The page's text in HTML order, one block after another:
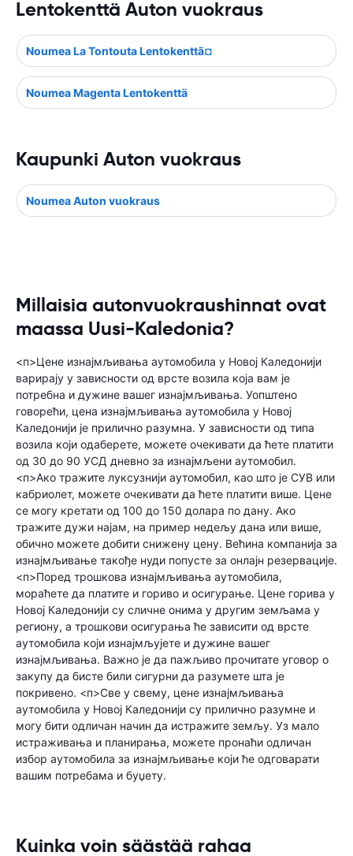
Lentokenttä Auton vuokraus
Noumea La Tontouta Lentokenttã¤
Noumea Magenta Lentokenttä
Kaupunki Auton vuokraus
Noumea Auton vuokraus
Millaisia autonvuokraushinnat ovat
maassa Uusi-Kaledonia?
<п>Цене изнајмљивања аутомобила у Новој Каледонији
варирају у зависности од врсте возила која вам је
потребна и дужине вашег изнајмљивања. Уопштено
говорећи, цена изнајмљивања аутомобила у Новој
Каледонији је прилично разумна. У зависности од типа
возила који одаберете, можете очекивати да ћете платити
од 30 до 90 УСД дневно за изнајмљени аутомобил.
<п>Ако тражите луксузнији аутомобил, као што је СУВ или
кабриолет, можете очекивати да ћете платити више. Цене
се могу кретати од 100 до 150 долара по дану. Ако
тражите дужи најам, на пример недељу дана или више,
обично можете добити снижену цену. Већина компанија за
изнајмљивање такође нуди попусте за онлајн резервације.
<п>Поред трошкова изнајмљивања аутомобила,
мораћете да платите и гориво и осигурање. Цене горива у
Новој Каледонији су сличне онима у другим земљама у
региону, а трошкови осигурања ће зависити од врсте
аутомобила који изнајмљујете и дужине вашег
изнајмљивања. Важно је да пажљиво прочитате уговор о
закупу да бисте били сигурни да разумете шта је
покривено. <п>Све у свему, цене изнајмљивања
аутомобила у Новој Каледонији су прилично разумне и
могу бити одличан начин да истражите земљу. Уз мало
истраживања и планирања, можете пронаћи одличан
избор аутомобила за изнајмљивање који ће одговарати
вашим потребама и буџету.
Kuinka voin säästää rahaa